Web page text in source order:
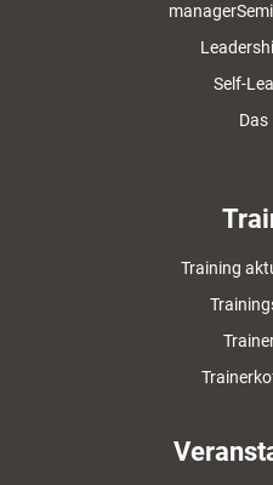
Self-
Das
Training